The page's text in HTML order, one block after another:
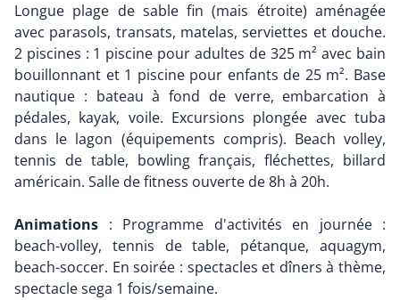
Longue plage de sable fin (mais étroite) aménagée
avec parasols, transats, matelas, serviettes et douche.
2 piscines : 1 piscine pour adultes de 325 m² avec bain
bouillonnant et 1 piscine pour enfants de 25 m². Base
nautique : bateau à fond de verre, embarcation à
pédales, kayak, voile. Excursions plongée avec tuba
dans le lagon (équipements compris). Beach volley,
tennis de table, bowling français, fléchettes, billard
américain. Salle de fitness ouverte de 8h à 20h.
Animations : Programme d'activités en journée :
beach-volley, tennis de table, pétanque, aquagym,
beach-soccer. En soirée : spectacles et dîners à thème,
spectacle sega 1 fois/semaine.